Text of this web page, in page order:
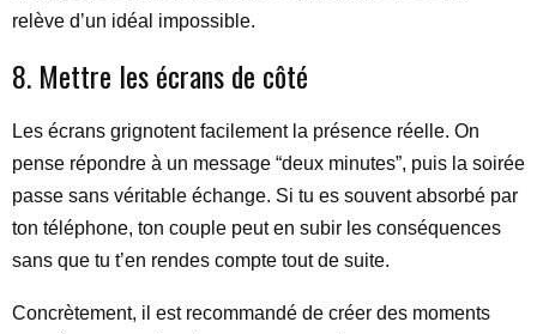
relève d’un idéal impossible.
8. Mettre les écrans de côté
Les écrans grignotent facilement la présence réelle. On
pense répondre à un message “deux minutes”, puis la soirée
passe sans véritable échange. Si tu es souvent absorbé par
ton téléphone, ton couple peut en subir les conséquences
sans que tu t’en rendes compte tout de suite.
Concrètement, il est recommandé de créer des moments